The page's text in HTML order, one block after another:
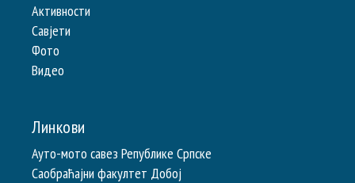
Активности
Савјети
Фото
Видео
Линкови
Ауто-мото савез Републике Српске
Саобраћајни факултет Добој